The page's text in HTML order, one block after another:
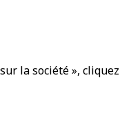
la société », cliquez